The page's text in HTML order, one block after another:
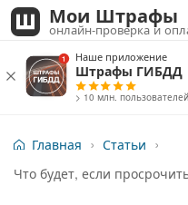
Мои Штрафы
онлайн-проверка и
Наше приложение
Штрафы ГИБДД
> 10 млн. пользователей
Главная
Статьи
Что будет, если